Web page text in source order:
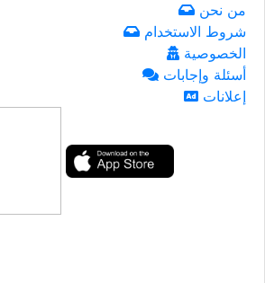
من نحن
شروط الاستخدام
الخصوصية
أسئلة وإجابات
إعلانات